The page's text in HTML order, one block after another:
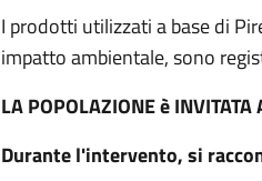
I prodotti utilizzati a base di
impatto ambientale, sono
LA POPOLAZIONE è INVITATA
Durante l'intervento, si